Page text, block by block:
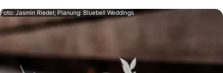
Foto: Jasmin Riedel; Planung: Bluebell Weddings